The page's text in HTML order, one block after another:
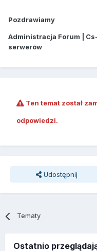
Pozdrawiamy
Administracja Forum |
serwerów
Ten temat został
odpowiedzi.
Udostępnij
Tematy
Ostatnio